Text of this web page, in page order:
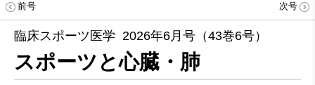
前号 次号
臨床スポーツ医学 2026年6月号（43巻6号）
スポーツと心臓・肺